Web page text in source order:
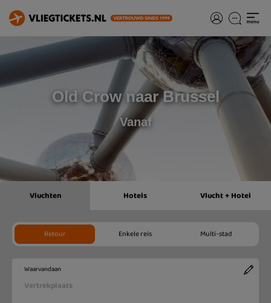
Old Crow naar Brussel
Vanaf